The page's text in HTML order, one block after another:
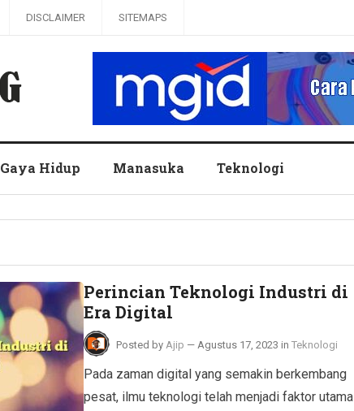
DISCLAIMER SITEMAPS
Gaya Hidup Manasuka Teknologi
Perincian Teknologi Industri di
Era Digital
Posted by Ajip — Agustus 17, 2023 in Teknologi
Pada zaman digital yang semakin berkembang
pesat, ilmu teknologi telah menjadi faktor utama